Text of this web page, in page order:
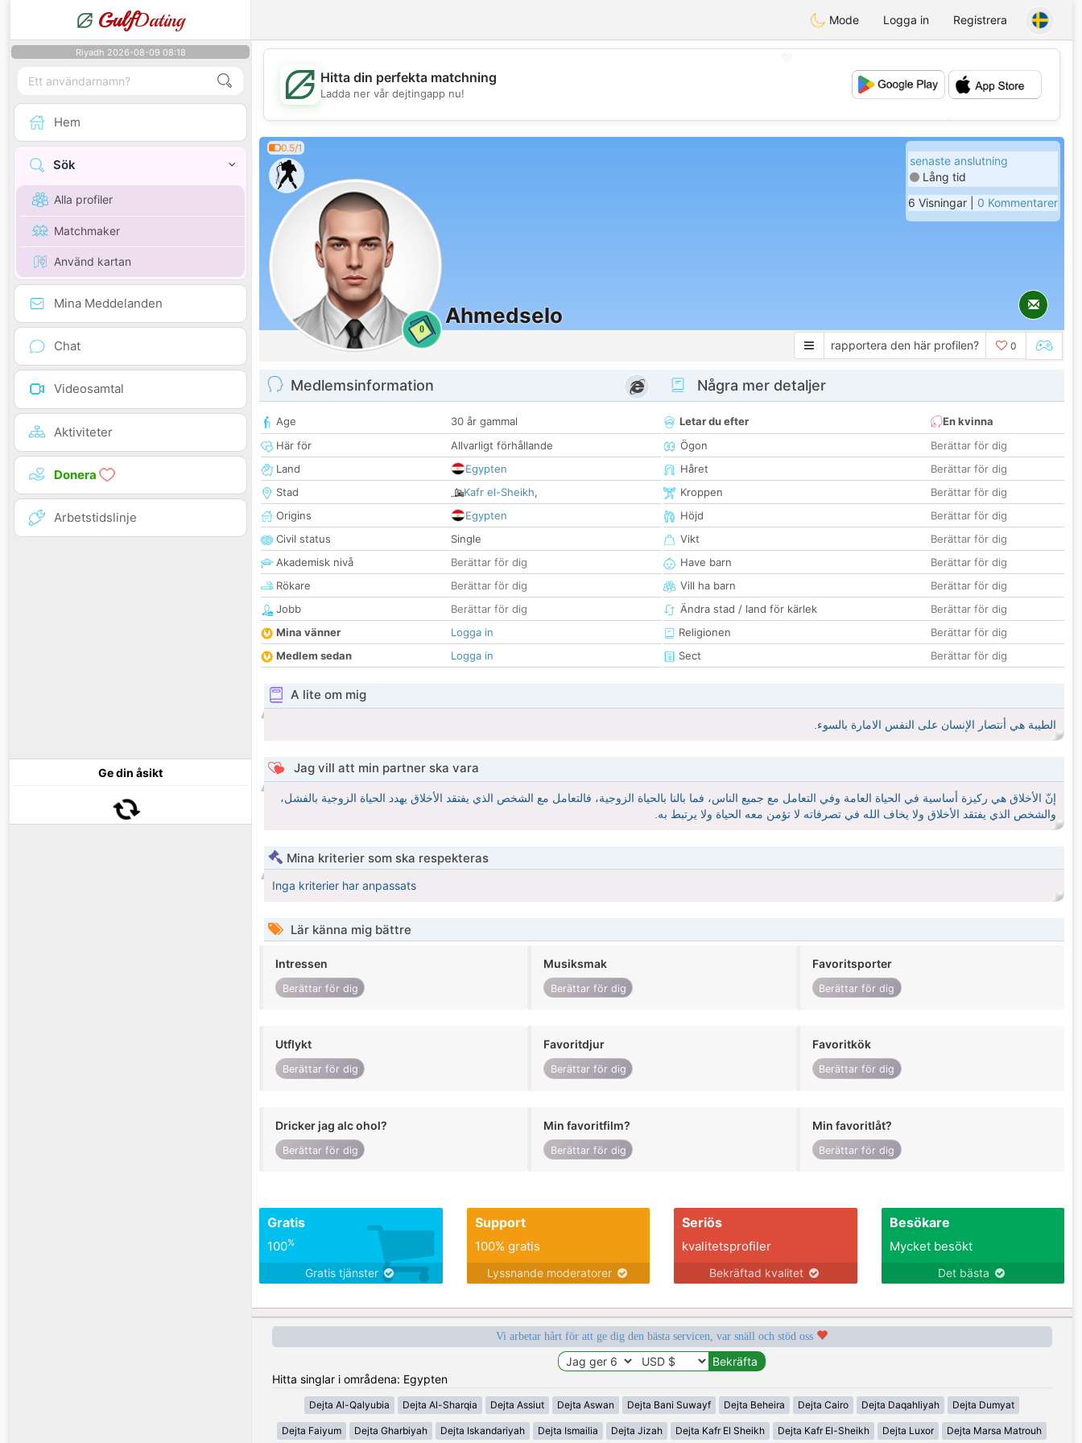
GulfDating Mode Logga in Registrera
Riyadh 2026-08-09 08:18
Hem
Sök
Alla profiler
Matchmaker
Använd kartan
Mina Meddelanden
Chat
Videosamtal
Aktiviteter
Donera
Arbetstidslinje
Ge din åsikt
💖
💕
Hitta din perfekta matchning
Ladda ner vår dejtingapp nu!
0.5/1
0
Ahmedselo
senaste anslutning
Lång tid
6 Visningar | 0 Kommentarer
rapportera den här profilen? 0
Medlemsinformation
Age
30 år gammal
Här för
Allvarligt förhållande
Land
Egypten
Stad
Kafr el-Sheikh,
Origins
Egypten
Civil status
Single
Akademisk nivå
Berättar för dig
Rökare
Berättar för dig
Jobb
Berättar för dig
Mina vänner
Logga in
Medlem sedan
Logga in
Några mer detaljer
Letar du efter
En kvinna
Ögon
Berättar för dig
Håret
Berättar för dig
Kroppen
Berättar för dig
Höjd
Berättar för dig
Vikt
Berättar för dig
Have barn
Berättar för dig
Vill ha barn
Berättar för dig
Ändra stad / land för kärlek
Berättar för dig
Religionen
Berättar för dig
Sect
Berättar för dig
A lite om mig
الطيبة هي أنتصار الإنسان على النفس الامارة بالسوء.
Jag vill att min partner ska vara
إنّ الأخلاق هي ركيزة أساسية في الحياة العامة وفي التعامل مع جميع الناس، فما بالنا بالحياة الزوجية، فالتعامل مع الشخص الذي يفتقد الأخلاق يهدد الحياة الزوجية بالفشل،
والشخص الذي يفتقد الأخلاق ولا يخاف الله في تصرفاته لا تؤمن معه الحياة ولا يرتبط به.
Mina kriterier som ska respekteras
Inga kriterier har anpassats
Lär känna mig bättre
Intressen
Berättar för dig
Musiksmak
Berättar för dig
Favoritsporter
Berättar för dig
Utflykt
Berättar för dig
Favoritdjur
Berättar för dig
Favoritkök
Berättar för dig
Dricker jag alc ohol?
Berättar för dig
Min favoritfilm?
Berättar för dig
Min favoritlåt?
Berättar för dig
Gratis
100%
Gratis tjänster
Support
100% gratis
Lyssnande moderatorer
Seriös
kvalitetsprofiler
Bekräftad kvalitet
Besökare
Mycket besökt
Det bästa
Vi arbetar hårt för att ge dig den bästa servicen, var snäll och stöd oss
Hitta singlar i områdena: Egypten
Dejta Al-Qalyubia Dejta Al-Sharqia Dejta Assiut Dejta Aswan Dejta Bani Suwayf Dejta Beheira Dejta Cairo Dejta Daqahliyah Dejta Dumyat
Dejta Faiyum Dejta Gharbiyah Dejta Iskandariyah Dejta Ismailia Dejta Jizah Dejta Kafr El Sheikh Dejta Kafr El-Sheikh Dejta Luxor Dejta Marsa Matrouh